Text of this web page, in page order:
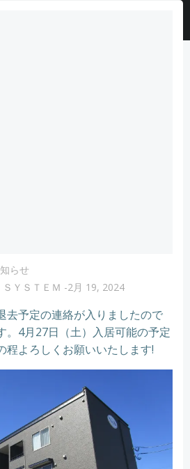
らせ
ＹＳＴＥＭ -2月 19, 2024
去予定の連絡が入りましたので
。4月27日（土）入居可能の予定
程よろしくお願いいたします!